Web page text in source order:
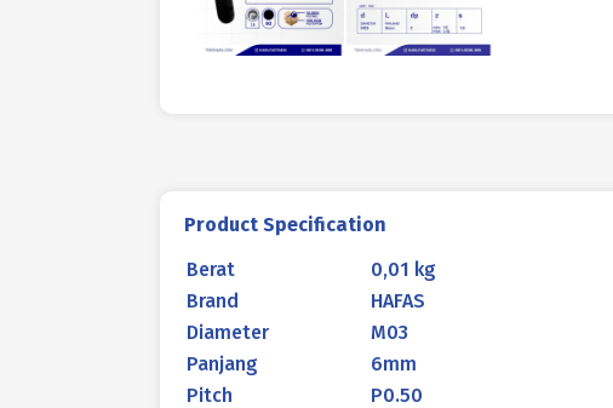
Product Specification
Berat
0,01 kg
Brand
HAFAS
Diameter
M03
Panjang
6mm
Pitch
P0.50